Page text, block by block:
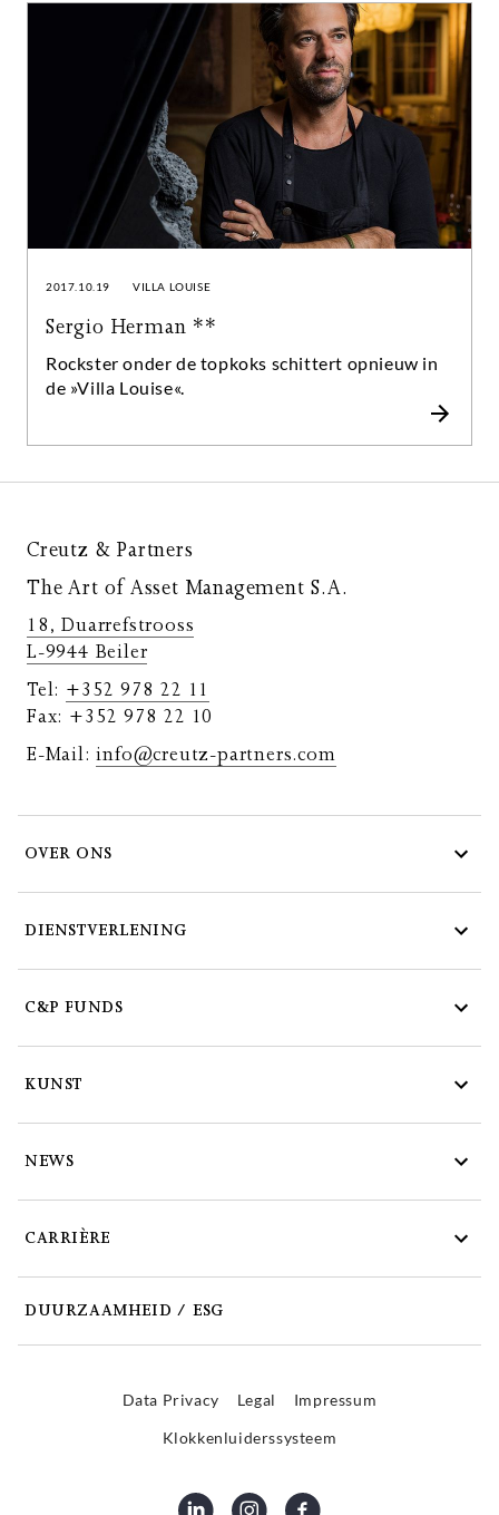
2017.10.19 VILLA LOUISE
Sergio Herman **
Rockster onder de topkoks schittert opnieuw in
de »Villa Louise«.
Creutz & Partners
The Art of Asset Management S.A.
18, Duarrefstrooss
L-9944 Beiler
Tel: +352 978 22 11
Fax: +352 978 22 10
E-Mail:info@creutz-partners.com
OVER ONS
DIENSTVERLENING
C&P FUNDS
KUNST
NEWS
CARRIÈRE
DUURZAAMHEID / ESG
Data Privacy Legal
Impressum
Klokkenluiderssysteem